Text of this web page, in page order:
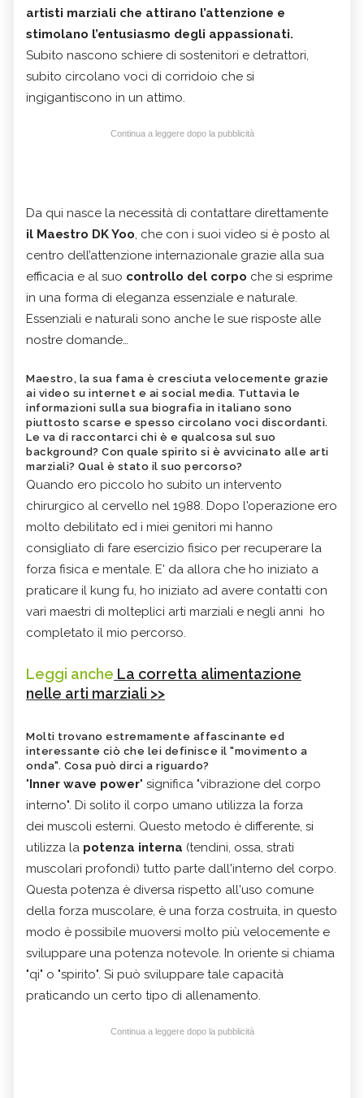
artisti marziali che attirano l’attenzione e
stimolano l’entusiasmo degli appassionati.
Subito nascono schiere di sostenitori e detrattori,
subito circolano voci di corridoio che si
ingigantiscono in un attimo.
Continua a leggere dopo la pubblicità
Da qui nasce la necessità di contattare direttamente
il Maestro DK Yoo, che con i suoi video si è posto al
centro dell’attenzione internazionale grazie alla sua
efficacia e al suo controllo del corpo che si esprime
in una forma di eleganza essenziale e naturale.
Essenziali e naturali sono anche le sue risposte alle
nostre domande…
Maestro, la sua fama è cresciuta velocemente grazie
ai video su internet e ai social media. Tuttavia le
informazioni sulla sua biografia in italiano sono
piuttosto scarse e spesso circolano voci discordanti.
Le va di raccontarci chi è e qualcosa sul suo
background? Con quale spirito si è avvicinato alle arti
marziali? Qual è stato il suo percorso?
Quando ero piccolo ho subito un intervento
chirurgico al cervello nel 1988. Dopo l'operazione ero
molto debilitato ed i miei genitori mi hanno
consigliato di fare esercizio fisico per recuperare la
forza fisica e mentale. E' da allora che ho iniziato a
praticare il kung fu, ho iniziato ad avere contatti con
vari maestri di molteplici arti marziali e negli anni ho
completato il mio percorso.
Leggi anche La corretta alimentazione
nelle arti marziali >>
Molti trovano estremamente affascinante ed
interessante ciò che lei definisce il "movimento a
onda". Cosa può dirci a riguardo?
"Inner wave power" significa "vibrazione del corpo
interno". Di solito il corpo umano utilizza la forza
dei muscoli esterni. Questo metodo è differente, si
utilizza la potenza interna (tendini, ossa, strati
muscolari profondi) tutto parte dall'interno del corpo.
Questa potenza è diversa rispetto all'uso comune
della forza muscolare, è una forza costruita, in questo
modo è possibile muoversi molto più velocemente e
sviluppare una potenza notevole. In oriente si chiama
"qi" o "spirito". Si può sviluppare tale capacità
praticando un certo tipo di allenamento.
Continua a leggere dopo la pubblicità